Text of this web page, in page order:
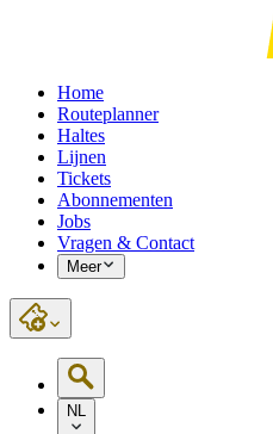
Home
Routeplanner
Haltes
Lijnen
Tickets
Abonnementen
Jobs
Vragen & Contact
Meer
NL